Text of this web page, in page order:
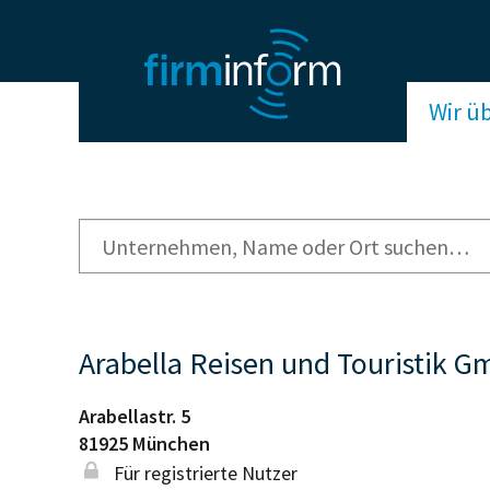
Wir
Arabella Reisen und Touristik
Arabellastr. 5
81925 München
Für registrierte Nutzer